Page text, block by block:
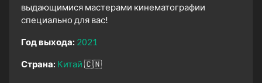
выдающимися мастерами кинематографии
специально для вас!
Год выхода: 2021
Страна: Китай 🇨🇳